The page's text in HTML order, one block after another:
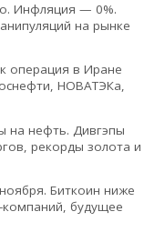
Инфляция — 0%.
на рынке
операция в Иране
НОВАТЭКа,
на нефть. Дивгэпы
рекорды золота и
Биткоин ниже
компаний, будущее